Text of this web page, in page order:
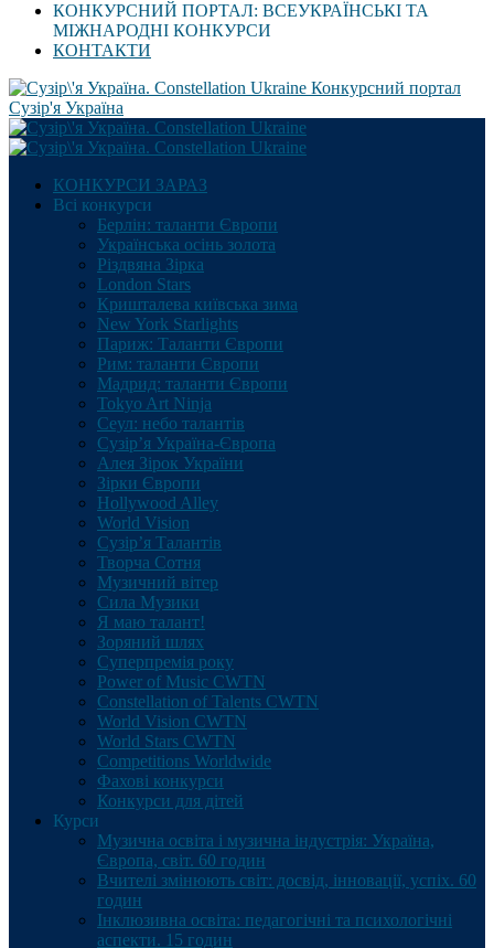
КОНКУРСНИЙ ПОРТАЛ: ВСЕУКРАЇНСЬКІ ТА
МІЖНАРОДНІ КОНКУРСИ
КОНТАКТИ
Конкурсний портал
Сузір'я Україна
КОНКУРСИ ЗАРАЗ
Всі конкурси
Берлін: таланти Європи
Українська осінь золота
Різдвяна Зірка
London Stars
Кришталева київська зима
New York Starlights
Париж: Таланти Європи
Рим: таланти Європи
Мадрид: таланти Європи
Tokyo Art Ninja
Сеул: небо талантів
Сузір’я Україна-Європа
Алея Зірок України
Зірки Європи
Hollywood Alley
World Vision
Сузір’я Талантів
Творча Сотня
Музичний вітер
Сила Музики
Я маю талант!
Зоряний шлях
Суперпремія року
Power of Music CWTN
Constellation of Talents CWTN
World Vision CWTN
World Stars CWTN
Competitions Worldwide
Фахові конкурси
Конкурси для дітей
Курси
Музична освіта і музична індустрія: Україна,
Європа, світ. 60 годин
Вчителі змінюють світ: досвід, інновації, успіх. 60
годин
Інклюзивна освіта: педагогічні та психологічні
аспекти. 15 годин